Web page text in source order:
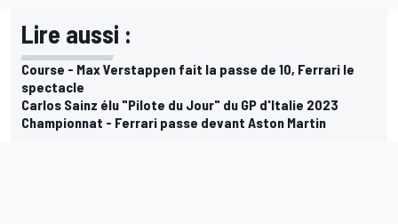
Lire aussi :
Course - Max Verstappen fait la passe de 10, Ferrari le
spectacle
Carlos Sainz élu "Pilote du Jour" du GP d'Italie 2023
Championnat - Ferrari passe devant Aston Martin